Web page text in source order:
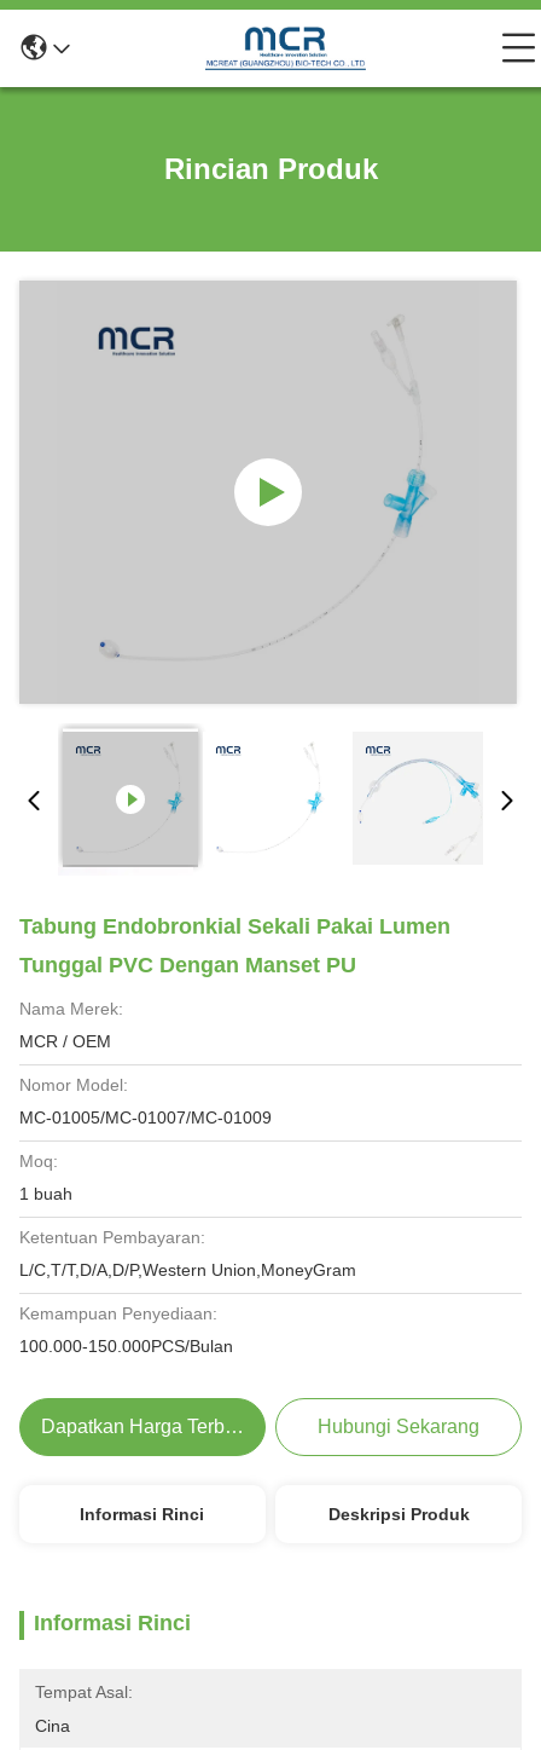
Rincian Produk
Tabung Endobronkial Sekali Pakai Lumen
Tunggal PVC Dengan Manset PU
Nama Merek:
MCR / OEM
Nomor Model:
MC-01005/MC-01007/MC-01009
Moq:
1 buah
Ketentuan Pembayaran:
L/C,T/T,D/A,D/P,Western Union,MoneyGram
Kemampuan Penyediaan:
100.000-150.000PCS/Bulan
Dapatkan Harga Terbaik Hubungi Sekarang
Informasi Rinci Deskripsi Produk
Informasi Rinci
Tempat Asal:
Cina